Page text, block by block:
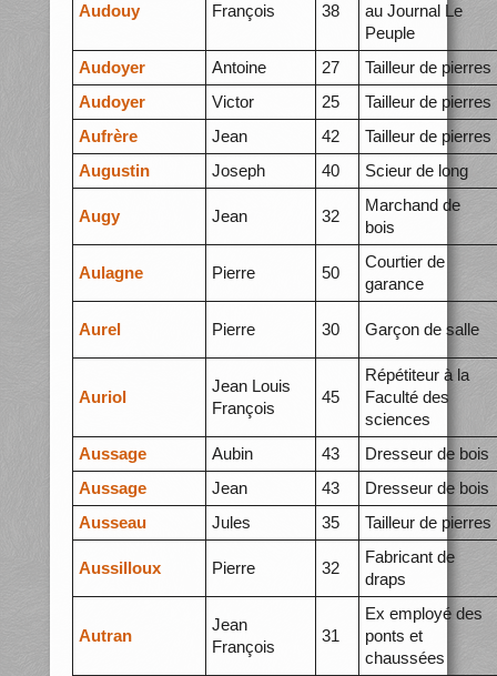
Audouy François 38
au Journal Le
Peuple
Audoyer
Antoine 27
Tailleur de pierres
Audoyer
Victor 25
Tailleur de pierres
Aufrère
Jean 42
Tailleur de pierres
Augustin
Joseph 40 Scieur de long
Augy Jean 32
Marchand de
bois
Aulagne Pierre 50
Courtier de
garance
Aurel Pierre 30 Garçon de salle
Auriol
Jean Louis
François
45
Répétiteur à la
Faculté des
sciences
Aussage
Aubin 43
Dresseur de bois
Aussage
Jean 43
Dresseur de bois
Ausseau
Jules 35 Tailleur de pierres
Aussilloux Pierre 32
Fabricant de
draps
Autran
Jean
François
31
Ex employé des
ponts et
chaussées